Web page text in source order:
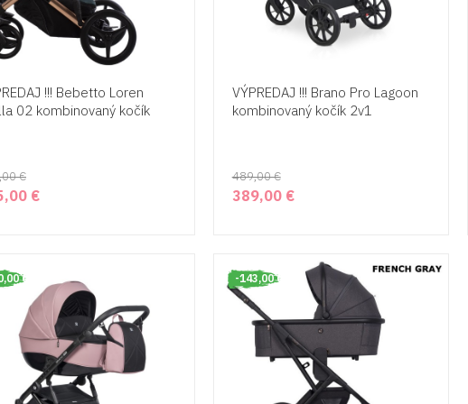
!!! Bebetto Loren
02 kombinovaný kočík
€
€
VÝPREDAJ !!! Brano Pro Lagoon
kombinovaný kočík 2v1
489,00 €
389,00 €
€ -143,00 €